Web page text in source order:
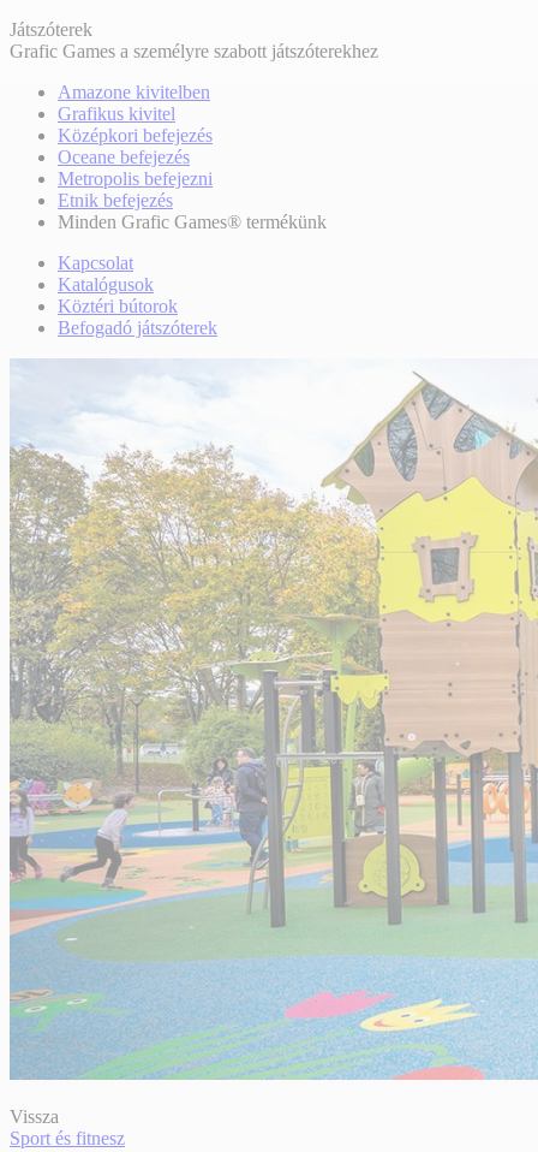
Játszóterek
Grafic Games a személyre szabott játszóterekhez
Amazone kivitelben
Grafikus kivitel
Középkori befejezés
Oceane befejezés
Metropolis befejezni
Etnik befejezés
Minden Grafic Games® termékünk
Kapcsolat
Katalógusok
Köztéri bútorok
Befogadó játszóterek
Vissza
Sport és fitnesz